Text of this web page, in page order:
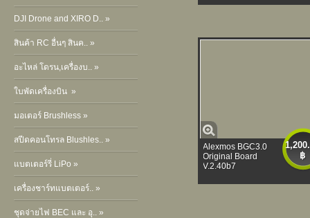
DJI Drone and XIRO D.. »
สินค้า RC อื่นๆ สินค.. »
อะไหล่ โดรน,เครื่องบ.. »
ใบพัดเครื่องบิน »
มอเตอร์ Brushless »
สปีดคอนโทรล Blushles.. »
แบตเตอร์รี่ LiPo »
เครื่องชาร์ทแบตเตอร์.. »
ชุดจ่ายไฟ BEC และ อุ.. »
฿
Alexmos BGC3.0
Original Board
V.2.40b7